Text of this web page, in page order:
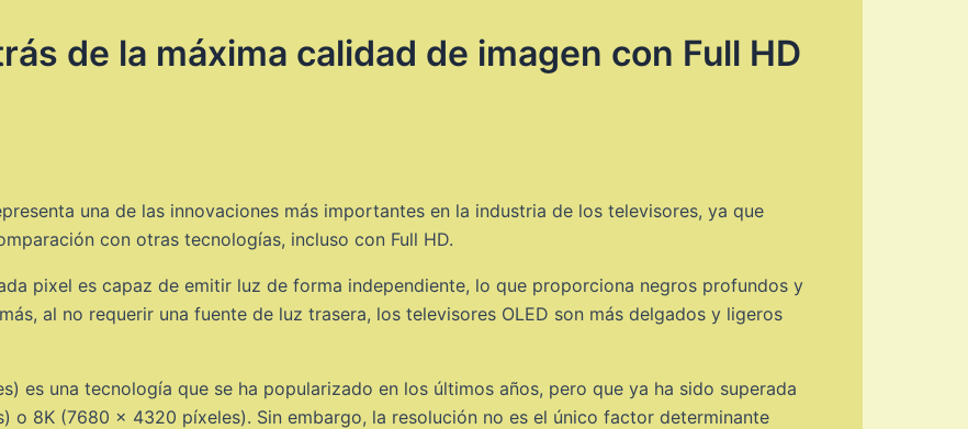
de la máxima calidad de imagen con Full HD
una de las innovaciones más importantes en la industria de los televisores, ya que
con otras tecnologías, incluso con Full HD.
pixel es capaz de emitir luz de forma independiente, lo que proporciona negros profundos y
al no requerir una fuente de luz trasera, los televisores OLED son más delgados y ligeros
es una tecnología que se ha popularizado en los últimos años, pero que ya ha sido superada
o 8K (7680 x 4320 píxeles). Sin embargo, la resolución no es el único factor determinante